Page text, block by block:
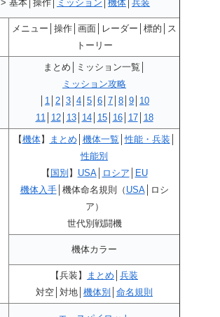
> 基本│操作│ ミッション 機体 兵装
メニュー│操作│画面│レーダー│標的│ス
トーリー
まとめ│ミッション一覧│
ミッション攻略
1 2 3 4 5 6 7 8 9 10
11
12│ 13│ 14│ 15│ 16│ 17│ 18
【機体】 まとめ 機体一覧 │性能・兵装
性能別
【国別】 USA│ ロシア
EU
機体入手│機体命名規則（ USA│ロシ
ア）
世代別戦闘機
機体カラー
【兵装】 まとめ 兵装
対空│対地│ 機体別 命名規則